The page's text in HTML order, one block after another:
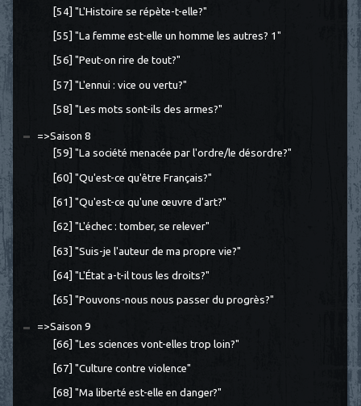
[54] "L'Histoire se répète-t-elle?"
[55] "La femme est-elle un homme les autres? 1"
[56] "Peut-on rire de tout?"
[57] "L'ennui : vice ou vertu?"
[58] "Les mots sont-ils des armes?"
=>Saison 8
[59] "La société menacée par l'ordre/le désordre?"
[60] "Qu'est-ce qu'être Français?"
[61] "Qu'est-ce qu'une œuvre d'art?"
[62] "L'échec : tomber, se relever"
[63] "Suis-je l'auteur de ma propre vie?"
[64] "L'État a-t-il tous les droits?"
[65] "Pouvons-nous nous passer du progrès?"
=>Saison 9
[66] "Les sciences vont-elles trop loin?"
[67] "Culture contre violence"
[68] "Ma liberté est-elle en danger?"